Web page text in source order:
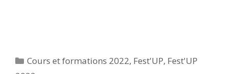
Catégories
Cours et formations 2022, Fest'UP, Fest'UP